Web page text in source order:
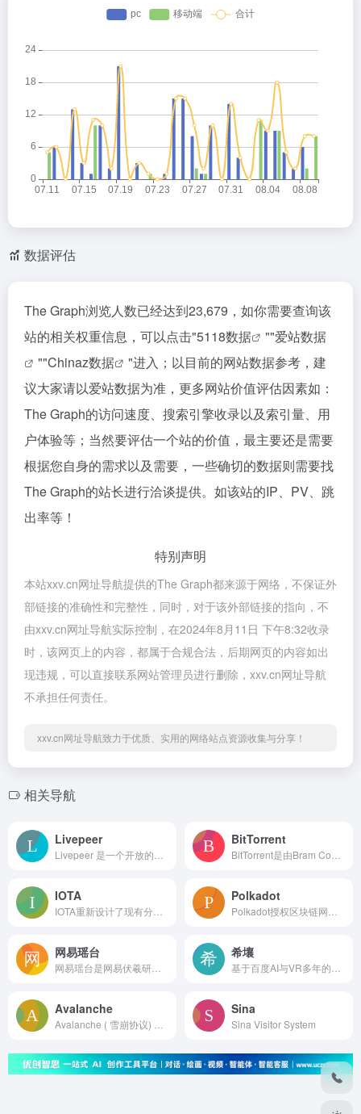
数据评估
The Graph浏览人数已经达到23,679，如你需要查询该
站的相关权重信息，可以点击"5118数据 ""爱站数据
""Chinaz数据
"进入；以目前的网站数据参考，建
议大家请以爱站数据为准，更多网站价值评估因素如：
The Graph的访问速度、搜索引擎收录以及索引量、用
户体验等；当然要评估一个站的价值，最主要还是需要
根据您自身的需求以及需要，一些确切的数据则需要找
The Graph的站长进行洽谈提供。如该站的IP、PV、跳
出率等！
特别声明
本站xxv.cn网址导航提供的The Graph都来源于网络，不保证外
部链接的准确性和完整性，同时，对于该外部链接的指向，不
由xxv.cn网址导航实际控制，在2024年8月11日 下午8:32收录
时，该网页上的内容，都属于合规合法，后期网页的内容如出
现违规，可以直接联系网站管理员进行删除，xxv.cn网址导航
不承担任何责任。
xxv.cn网址导航致力于优质、实用的网络站点资源收集与分享！
相关导航
Livepeer BitTorrent
IOTA Polkadot
网易瑶台 希壤
Avalanche Sina
Sina Visitor System